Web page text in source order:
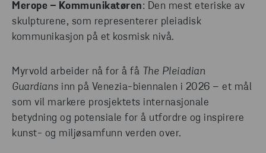
Merope – Kommunikatøren: Den mest eteriske av
skulpturene, som representerer pleiadisk
kommunikasjon på et kosmisk nivå.
Myrvold arbeider nå for å få The Pleiadian
Guardians inn på Venezia-biennalen i 2026 – et mål
som vil markere prosjektets internasjonale
betydning og potensiale for å utfordre og inspirere
kunst- og miljøsamfunn verden over.